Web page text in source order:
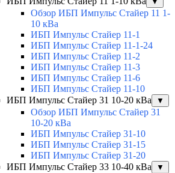
Обзор ИБП Импульс Стайер 11 1-
10 кВа
ИБП Импульс Стайер 11-1
ИБП Импульс Стайер 11-1-24
ИБП Импульс Стайер 11-2
ИБП Импульс Стайер 11-3
ИБП Импульс Стайер 11-6
ИБП Импульс Стайер 11-10
ИБП Импульс Стайер 31 10-20 кВа
▼
Обзор ИБП Импульс Стайер 31
10-20 кВа
ИБП Импульс Стайер 31-10
ИБП Импульс Стайер 31-15
ИБП Импульс Стайер 31-20
ИБП Импульс Стайер 33 10-40 кВа
▼